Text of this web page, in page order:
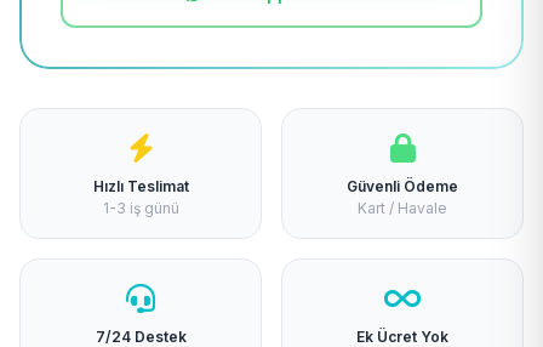
Hızlı Teslimat
1-3 iş günü
Güvenli Ödeme
Kart / Havale
7/24 Destek
Ek Ücret Yok